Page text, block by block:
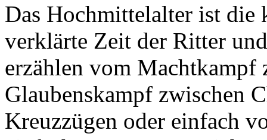
Das Hochmittelalter ist die
verklärte Zeit der Ritter
erzählen vom
Glaubenskampf zwischen
Kreuzzügen oder einfach